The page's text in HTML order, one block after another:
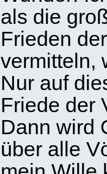
als die
Frieden
vermitteln,
Nur auf
Friede der
Dann wird
über alle